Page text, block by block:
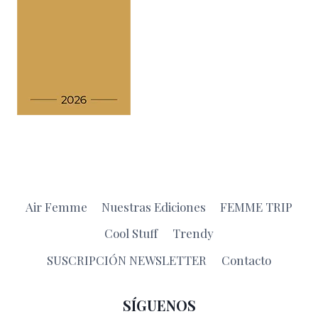
Air Femme Nuestras Ediciones
FEMME TRIP
Cool Stuff
Trendy
SUSCRIPCIÓN NEWSLETTER
Contacto
SÍGUENOS